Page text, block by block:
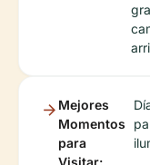
Mejores
Momentos
para
Visitar: